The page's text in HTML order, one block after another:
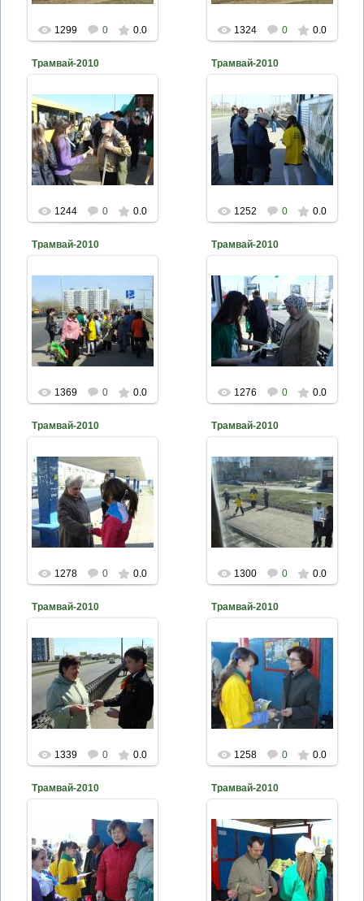
1299 0 0.0 1324 0 0.0
Трамвай-2010
2010-04-26
naturalist
1244 0 0.0
Трамвай-2010
2010-04-26
naturalist
1252 0 0.0
Трамвай-2010
2010-04-26
naturalist
1369 0 0.0
Трамвай-2010
2010-04-26
naturalist
1276 0 0.0
Трамвай-2010
2010-04-26
naturalist
1278 0 0.0
Трамвай-2010
2010-04-26
naturalist
1300 0 0.0
Трамвай-2010
2010-04-26
naturalist
1339 0 0.0
Трамвай-2010
2010-04-26
naturalist
1258 0 0.0
Трамвай-2010
2010-04-26
naturalist
Трамвай-2010
2010-04-26
naturalist